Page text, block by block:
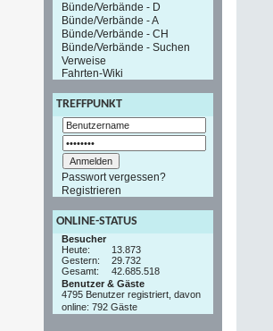
Bünde/Verbände - D
Bünde/Verbände - A
Bünde/Verbände - CH
Bünde/Verbände - Suchen
Verweise
Fahrten-Wiki
TREFFPUNKT
Passwort vergessen?
Registrieren
ONLINE-STATUS
Besucher
Heute:
13.873
Gestern:
29.732
Gesamt:
42.685.518
Benutzer & Gäste
4795 Benutzer registriert, davon
online: 792 Gäste